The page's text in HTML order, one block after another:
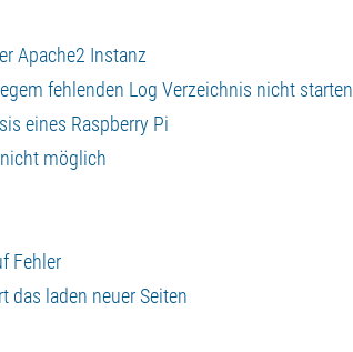
Apache2 Instanz
fehlenden Log Verzeichnis nicht starten
eines Raspberry Pi
möglich
Fehler
das laden neuer Seiten